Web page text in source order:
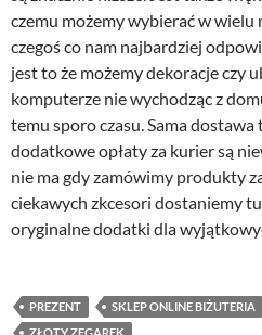
czemu możemy wybierać w wielu
czegoś co nam najbardziej
jest to że możemy dekoracje czy
komputerze nie wychodząc z
temu sporo czasu. Sama
dodatkowe opłaty za kurier są
nie ma gdy zamówimy produkty
ciekawych zkcesori dostaniemy
oryginalne dodatki dla
PREZENT SKLEP ONLINE BIŻUTERIA